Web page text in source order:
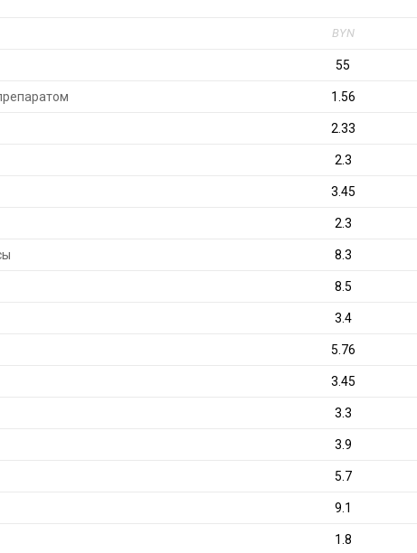
BYN
55
1.56
2.33
2.3
3.45
2.3
8.3
8.5
3.4
5.76
3.45
3.3
3.9
5.7
9.1
1.8